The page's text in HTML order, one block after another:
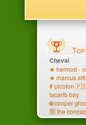
Cheval
★ hermod -
★ marcus
# picoton
tacarib bay
🌐 cooper
🈹 the